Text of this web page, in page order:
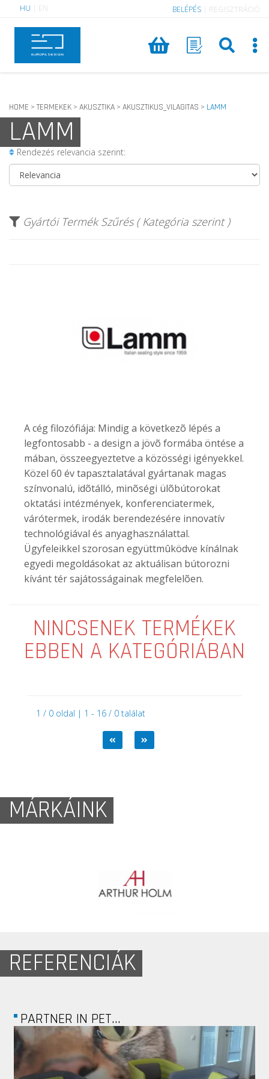
HU EN BELÉPÉS REGISZTRÁCIÓ
HOME > TERMEKEK > AKUSZTIKA > AKUSZTIKUS_VILAGITAS > LAMM
LAMM
Rendezés relevancia szerint:
Gyártói Termék Szűrés ( Kategória szerint )
A cég filozófiája: Mindig a következõ lépés a
legfontosabb - a design a jövõ formába öntése a
mában, összeegyeztetve a közösségi igényekkel.
Közel 60 év tapasztalatával gyártanak magas
színvonalú, idõtálló, minõségi ülõbútorokat
oktatási intézmények, konferenciatermek,
várótermek, irodák berendezésére innovatív
technológiával és anyaghasználattal.
Ügyfeleikkel szorosan együttmûködve kínálnak
egyedi megoldásokat az aktuálisan bútorozni
kívánt tér sajátosságainak megfelelõen.
NINCSENEK TERMÉKEK
EBBEN A KATEGÓRIÁBAN
1 / 0 oldal | 1 - 16 / 0 találat
MÁRKÁINK
REFERENCIÁK
SANOFI